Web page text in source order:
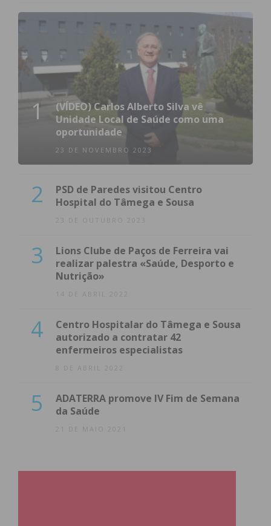
1
(VÍDEO) Carlos Alberto Silva vê
Unidade Local de Saúde como uma
oportunidade
23 DE NOVEMBRO 2023
2
PSD de Paredes visitou Centro
Hospital do Tâmega e Sousa
23 DE OUTUBRO 2023
3
Lions Clube de Paços de Ferreira vai
realizar palestra «Saúde, Desporto e
Nutrição»
14 DE ABRIL 2022
4
Centro Hospitalar do Tâmega e Sousa
autorizado a contratar 42
enfermeiros especialistas
8 DE ABRIL 2022
5
ADATERRA promove IV Fim de Semana
da Saúde
21 DE MAIO 2021